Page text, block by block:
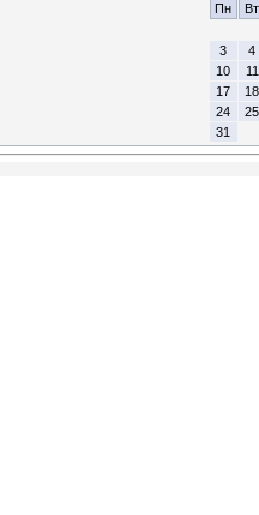
Пн
Вт
3
4
10
11
17
18
24
25
31